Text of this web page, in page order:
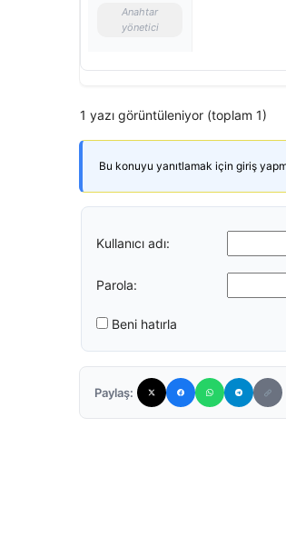
Anahtar
yönetici
1 yazı görüntüleniyor (toplam 1)
Bu konuyu yanıtlamak için giriş
Kullanıcı adı:
Parola:
Beni hatırla
Paylaş: